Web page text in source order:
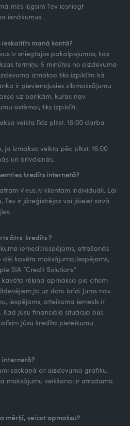
mēs lūgsim Tev iesniegt
ienākumus.
manā kontā?
sniegtajos pakalpojumos, kas
termiņu 5 minūtes no aizdevuma
izmaksa tiks izpildīta kā
ir pievienojusies zibmaksājumu
uz bankām, kuras nav
sistēmai, tiks izpildīti:
veikta līdz plkst. 16:00 darba
izmaksa veikta pēc plkst. 16:00
un brīvdienās.
kredīts internetā?
Vivus.lv klientam individuāli. Lai
Tev ir jāreģistrējas vai jāieiet savā
ātrs kredīts ?
iemesli:Iespējams, atrašanās
kavēta maksājuma;Iespējams,
SIA “Credit Solutions”
kavēta rēķina apmaksa pie citiem
uz doto brīdi Jums nav
iespējams, atteikuma iemesls ir
Jūsu finansiālā situācija būs
Jūsu kredīta pieteikumu
internetā?
saskaņā ar aizdevuma grafiku.
maksājumu veikšanai ir atrodama
mērķī, veicot apmaksu?